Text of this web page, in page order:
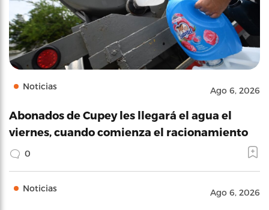
Noticias Ago 6, 2026
Abonados de Cupey les llegará el agua el
viernes, cuando comienza el racionamiento
0
Noticias Ago 6, 2026